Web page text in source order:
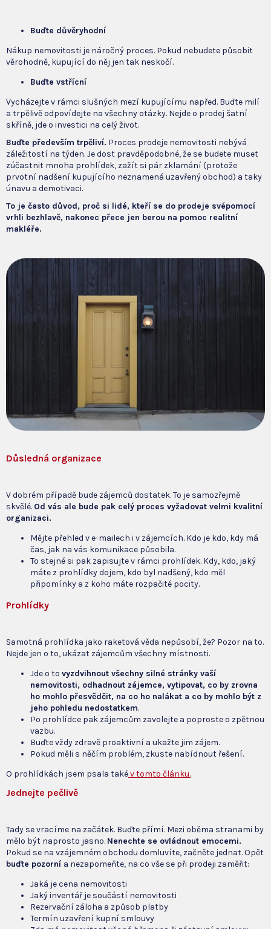
Buďte důvěryhodní
Nákup nemovitosti je náročný proces. Pokud nebudete působit
věrohodně, kupující do něj jen tak neskočí.
Buďte vstřícní
Vycházejte v rámci slušných mezí kupujícímu napřed. Buďte milí
a trpělivě odpovídejte na všechny otázky. Nejde o prodej šatní
skříně, jde o investici na celý život.
Buďte především trpěliví. Proces prodeje nemovitosti nebývá
záležitostí na týden. Je dost pravděpodobné, že se budete muset
zúčastnit mnoha prohlídek, zažít si pár zklamání (protože
prvotní nadšení kupujícího neznamená uzavřený obchod) a taky
únavu a demotivaci.
To je často důvod, proč si lidé, kteří se do prodeje svépomocí
vrhli bezhlavě, nakonec přece jen berou na pomoc realitní
makléře.
Důsledná organizace
V dobrém případě bude zájemců dostatek. To je samozřejmě
skvělé. Od vás ale bude pak celý proces vyžadovat velmi kvalitní
organizaci.
Mějte přehled v e-mailech i v zájemcích. Kdo je kdo, kdy má
čas, jak na vás komunikace působila.
To stejné si pak zapisujte v rámci prohlídek. Kdy, kdo, jaký
máte z prohlídky dojem, kdo byl nadšený, kdo měl
připomínky a z koho máte rozpačité pocity.
Prohlídky
Samotná prohlídka jako raketová věda nepůsobí, že? Pozor na to.
Nejde jen o to, ukázat zájemcům všechny místnosti.
Jde o to vyzdvihnout všechny silné stránky vaší
nemovitosti, odhadnout zájemce, vytipovat, co by zrovna
ho mohlo přesvědčit, na co ho nalákat a co by mohlo být z
jeho pohledu nedostatkem.
Po prohlídce pak zájemcům zavolejte a poproste o zpětnou
vazbu.
Buďte vždy zdravě proaktivní a ukažte jim zájem.
Pokud měli s něčím problém, zkuste nabídnout řešení.
O prohlídkách jsem psala takév tomto článku.
Jednejte pečlivě
Tady se vracíme na začátek. Buďte přímí. Mezi oběma stranami by
mělo být naprosto jasno. Nenechte se ovládnout emocemi.
Pokud se na vzájemném obchodu domluvíte, začněte jednat. Opět
buďte pozorní a nezapomeňte, na co vše se při prodeji zaměřit:
Jaká je cena nemovitosti
Jaký inventář je součástí nemovitosti
Rezervační záloha a způsob platby
Termín uzavření kupní smlouvy